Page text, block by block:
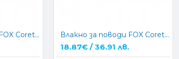
Влакно за поводи FOX Coretex Matt - GREEN Влакно за поводи FOX Coretex Matt - BROWN
18.87€ / 36.91 лв.